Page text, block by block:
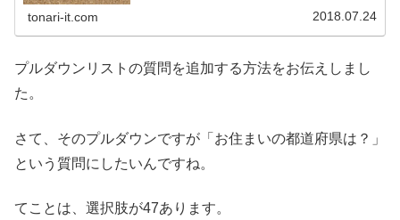
tonari-it.com 2018.07.24
プルダウンリストの質問を追加する方法をお伝えしまし
た。
さて、そのプルダウンですが「お住まいの都道府県は？」
という質問にしたいんですね。
てことは、選択肢が47あります。